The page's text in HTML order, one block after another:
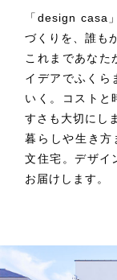
「design casa
づくりを、誰も
これまであなた
イデアでふくら
いく。
コストと
すさも大切にし
暮らしや生き
文住宅。デザイ
お届けします。